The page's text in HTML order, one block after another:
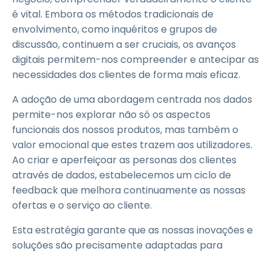
é vital. Embora os métodos tradicionais de
envolvimento, como inquéritos e grupos de
discussão, continuem a ser cruciais, os avanços
digitais permitem-nos compreender e antecipar as
necessidades dos clientes de forma mais eficaz.
A adoção de uma abordagem centrada nos dados
permite-nos explorar não só os aspectos
funcionais dos nossos produtos, mas também o
valor emocional que estes trazem aos utilizadores.
Ao criar e aperfeiçoar as personas dos clientes
através de dados, estabelecemos um ciclo de
feedback que melhora continuamente as nossas
ofertas e o serviço ao cliente.
Esta estratégia garante que as nossas inovações e
soluções são precisamente adaptadas para